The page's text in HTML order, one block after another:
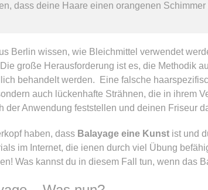
dass deine Haare einen orangenen
Berlin wissen, wie Bleichmittel verwendet
große Herausforderung ist es, die Methodik
behandelt werden. Eine falsche
auch lückenhafte Strähnen, die in ihrem
der Anwendung feststellen und deinen Friseur
haben, dass Balayage eine Kunst ist und
im Internet, die ienen durch viel Übung
Was kannst du in diesem Fall tun, wenn das